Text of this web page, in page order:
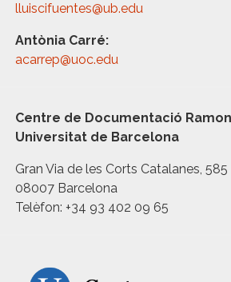
lluiscifuentes@ub.edu
Antònia Carré:
acarrep@uoc.edu
Centre de Documentació
Universitat de Barcelona
Gran Via de les Corts Catalanes, 585
08007 Barcelona
Telèfon: +34 93 402 09 65